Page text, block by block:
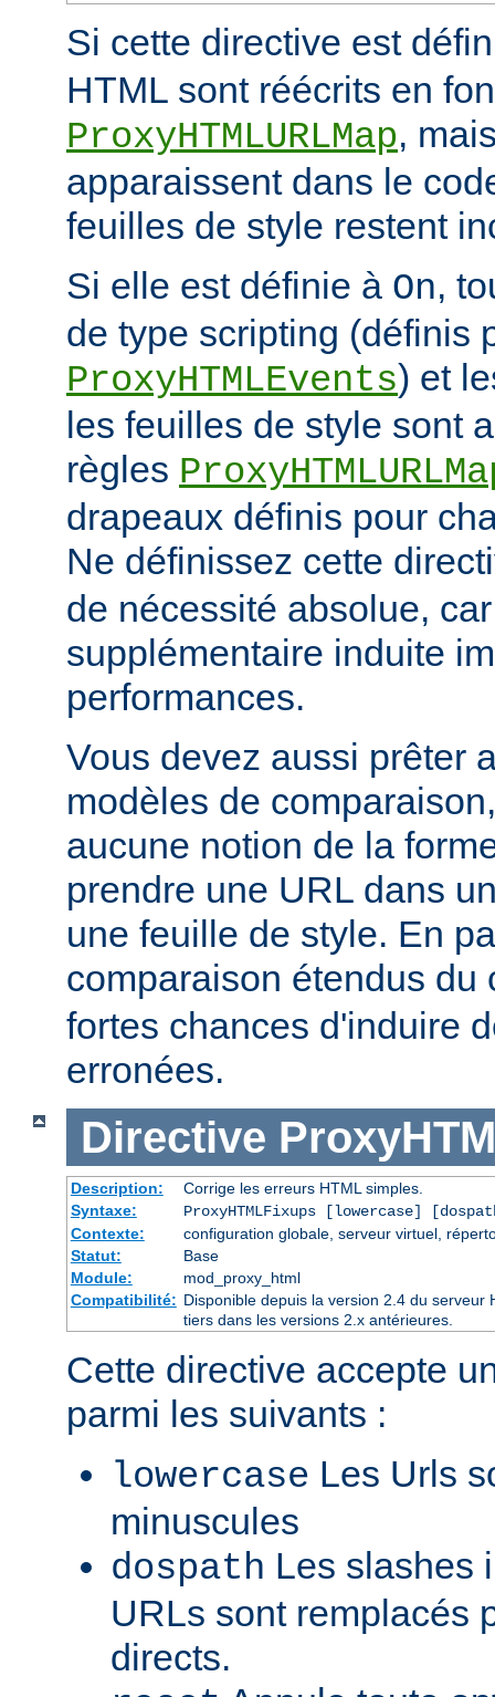
Si cette directive est
HTML sont réécrits en
ProxyHTMLURLMap,
apparaissent dans le
feuilles de style restent
Si elle est définie à On,
de type scripting (définis
ProxyHTMLEvents) et
les feuilles de style sont
règles
drapeaux définis pour
Ne définissez cette
de nécessité absolue,
supplémentaire induite
performances.
Vous devez aussi prêter
modèles de
aucune notion de la
prendre une URL dans
une feuille de style. En
comparaison étendus
fortes chances d'induire
erronées.
Directive
Description:
Corrige les erreurs HTML simples.
Syntaxe:
ProxyHTMLFixups [lowercase]
Contexte:
configuration globale, serveur virtuel,
Statut:
Base
Module:
mod_proxy_html
Compatibilité: Disponible depuis la version 2.4 du serveur
tiers dans les versions 2.x antérieures.
Cette directive accepte
parmi les suivants :
lowercase Les Urls
minuscules
dospath Les slashes
URLs sont remplacés
directs.